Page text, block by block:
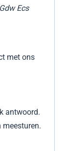
Ecs
met ons
antwoord.
meesturen.